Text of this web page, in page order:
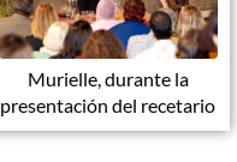
Murielle, durante la
presentación del recetario